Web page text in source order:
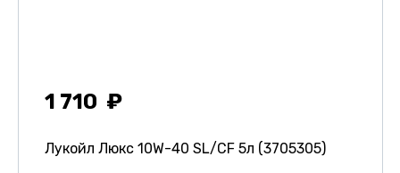
1 710
Лукойл Люкс 10W-40 SL/CF 5л (3705305)